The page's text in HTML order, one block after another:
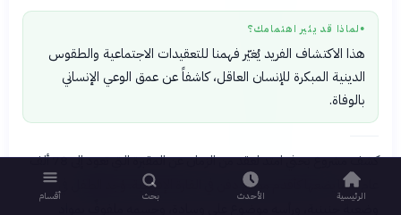
● لماذا قد يثير اهتمامك؟
هذا الاكتشاف الفريد يُغيّر فهمنا للتعقيدات الاجتماعية والطقوس
الدينية المبكرة للإنسان العاقل، كاشفاً عن عمق الوعي الإنساني
بالوفاة.
كشف مشروع بحثي امتد لعقد من الزمان عن المقبرة التي تعود إلى 78 ألف
عام، مما يضعها كأقدم موقع دفن في القارة الإفريقية. وُجد الطفل في
الرئيسية الأحدث بحث أقسام